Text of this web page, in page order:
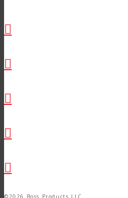
©2026 Boss Products LLC.